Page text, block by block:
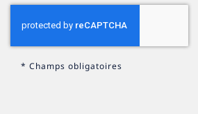
* Champs obligatoires